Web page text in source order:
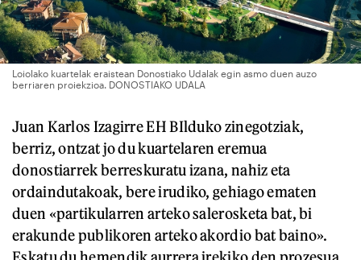
Loiolako kuartelak eraistean Donostiako Udalak egin asmo duen auzo
berriaren proiekzioa. DONOSTIAKO UDALA
Juan Karlos Izagirre EH BIlduko zinegotziak,
berriz, ontzat jo du kuartelaren eremua
donostiarrek berreskuratu izana, nahiz eta
ordaindutakoak, bere irudiko, gehiago ematen
duen «partikularren arteko salerosketa bat, bi
erakunde publikoren arteko akordio bat baino».